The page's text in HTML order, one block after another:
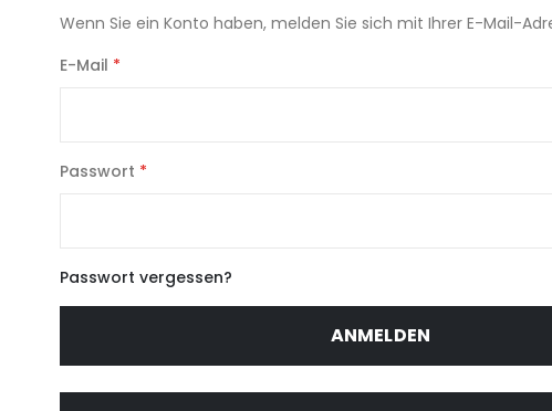
Wenn Sie ein Konto haben, melden Sie sich mit Ihrer E-Mail-
E-Mail
Passwort
Passwort vergessen?
ANMELDEN